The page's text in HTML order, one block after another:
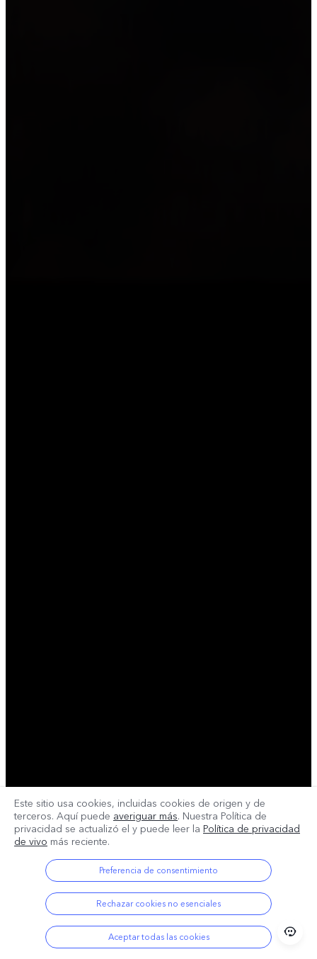
Este sitio usa cookies, incluidas cookies de origen y de
terceros. Aquí puede averiguar más. Nuestra Política de
privacidad se actualizó el y puede leer la Política de privacidad
de vivo más reciente.
Preferencia de consentimiento
Rechazar cookies no esenciales
Aceptar todas las cookies